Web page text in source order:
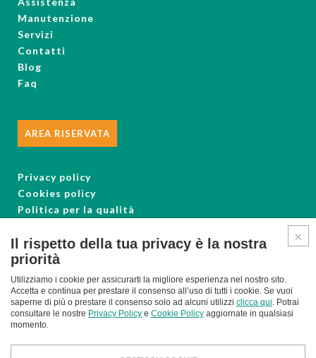
Manutenzione
Servizi
Contatti
Blog
Faq
AREA RISERVATA
Privacy policy
Cookies policy
Politica per la qualità
Seguici su Facebook
Il rispetto della tua privacy è la nostra
priorità
Utilizziamo i cookie per assicurarti la migliore esperienza nel nostro sito.
Accetta e continua per prestare il consenso all’uso di tutti i cookie. Se vuoi
saperne di più o prestare il consenso solo ad alcuni utilizzi clicca qui. Potrai
consultare le nostre Privacy Policy e Cookie Policy aggiornate in qualsiasi
momento.